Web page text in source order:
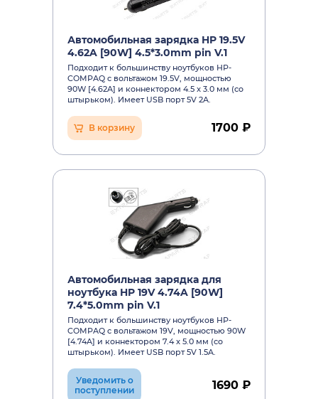
Автомобильная зарядка HP 19.5V
4.62A [90W] 4.5*3.0mm pin V.1
Подходит к большинству ноутбуков HP-
COMPAQ c вольтажом 19.5V, мощностью
90W [4.62A] и коннектором 4.5 x 3.0 мм (со
штырьком). Имеет USB порт 5V 2A.
В корзину 1700 ₽
Автомобильная зарядка для
ноутбука HP 19V 4.74A [90W]
7.4*5.0mm pin V.1
Подходит к большинству ноутбуков HP-
COMPAQ c вольтажом 19V, мощностью 90W
[4.74A] и коннектором 7.4 x 5.0 мм (со
штырьком). Имеет USB порт 5V 1.5A.
Уведомить о
поступлении
1690 ₽